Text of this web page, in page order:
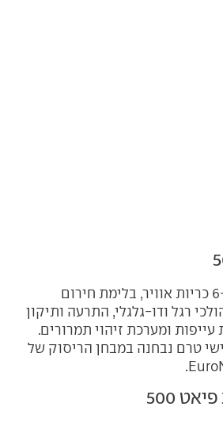
פיאט 500 מצוידת ב-6 כריות אוויר, בלימת חירום
רגל ודו-גלגלי, התרעה ותיקון
ומערכת זיהוי תמרורים.
השלישי טרם נבחנה במבחן הריסוק של
500